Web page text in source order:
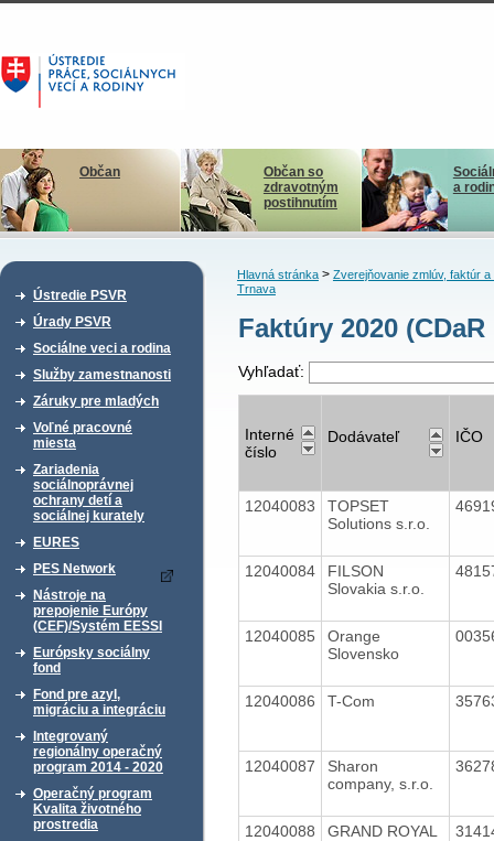
Občan
Občan so
zdravotným
postihnutím
a
Ústredie PSVR
Úrady PSVR
Sociálne veci a rodina
Služby zamestnanosti
Záruky pre mladých
Voľné pracovné
miesta
Zariadenia
sociálnoprávnej
ochrany detí a
sociálnej kurately
EURES
PES Network
Nástroje na
prepojenie Európy
(CEF)/Systém EESSI
Európsky sociálny
fond
Fond pre azyl,
migráciu a integráciu
Integrovaný
regionálny operačný
program 2014 - 2020
Operačný program
Kvalita životného
prostredia
Hlavná stránka> Zverejňovanie zmlúv, faktúr a
Trnava
Faktúry 2020
Vyhľadať:
Interné
číslo
Dodávateľ IČO
12040083
TOPSET
Solutions s.r.o.
12040084
FILSON
Slovakia s.r.o.
12040085
Orange
Slovensko
12040086 T-Com
12040087
Sharon
company, s.r.o.
12040088 GRAND ROYAL